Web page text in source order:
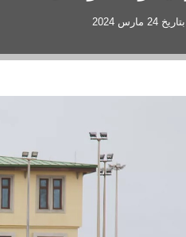
24 مارس 2024